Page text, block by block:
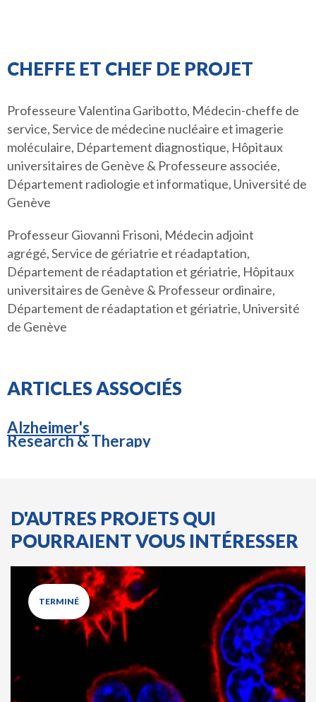
CHEFFE ET CHEF DE PROJET
Professeure Valentina Garibotto, Médecin-cheffe de
service, Service de médecine nucléaire et imagerie
moléculaire, Département diagnostique, Hôpitaux
universitaires de Genève & Professeure associée,
Département radiologie et informatique, Université de
Genève
Professeur Giovanni Frisoni, Médecin adjoint
agrégé, Service de gériatrie et réadaptation,
Département de réadaptation et gériatrie, Hôpitaux
universitaires de Genève & Professeur ordinaire,
Département de réadaptation et gériatrie, Université
de Genève
ARTICLES ASSOCIÉS
Alzheimer's
Research & Therapy
D'AUTRES PROJETS QUI
POURRAIENT VOUS INTÉRESSER
TERMINÉ